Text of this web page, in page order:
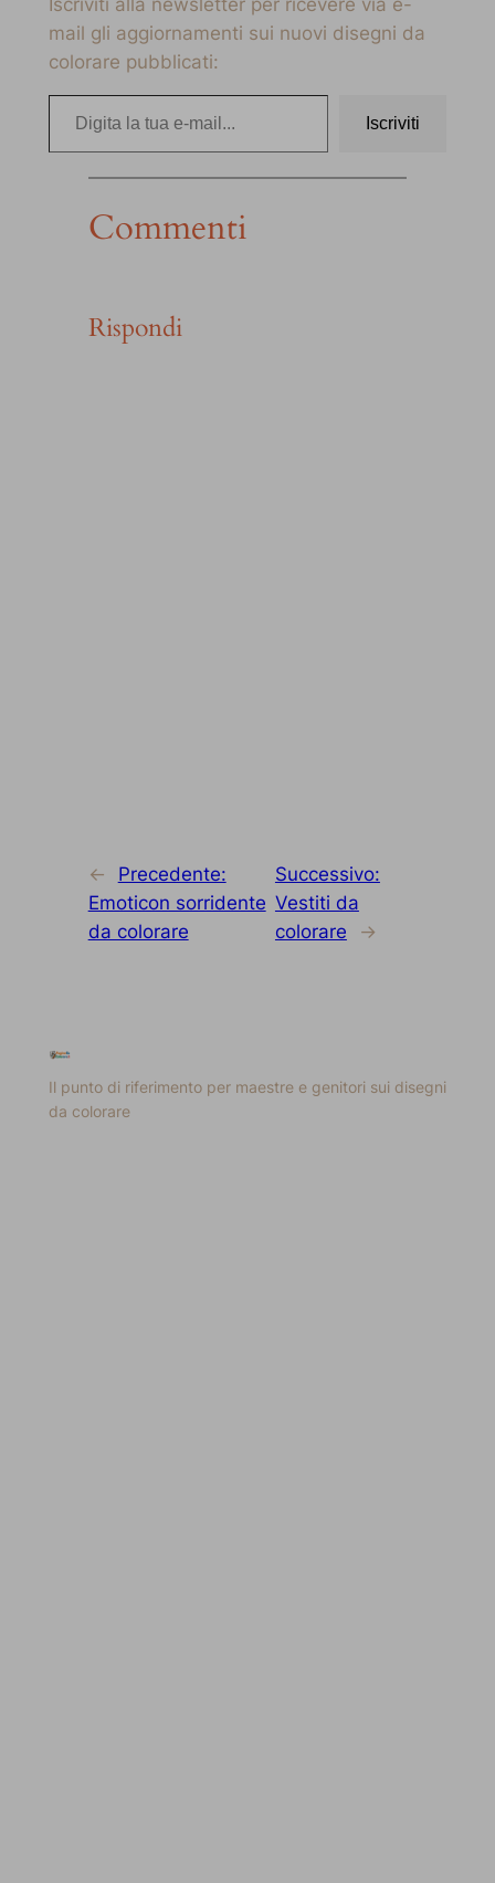
Iscriviti alla newsletter per ricevere via e-
mail gli aggiornamenti sui nuovi disegni da
colorare pubblicati:
Digita la tua e-mail…
Iscriviti
Commenti
Rispondi
←
Precedente:
Emoticon sorridente
da colorare
Successivo:
Vestiti da
colorare
→
Il punto di riferimento per maestre e genitori sui disegni
da colorare